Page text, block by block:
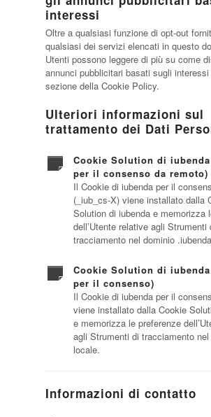
interessi
Oltre a qualsiasi funzione di opt-out
qualsiasi dei servizi elencati in questo
Utenti possono leggere di più su come
annunci pubblicitari basati sugli
sezione della Cookie Policy.
Ulteriori informazioni sul
trattamento dei Dati
Cookie Solution di
per il consenso da remoto)
Il Cookie di iubenda per il
(_iub_cs-X) viene installato dalla
Solution di iubenda e memorizza
dell’Utente relative agli Strumenti
tracciamento nel dominio
Cookie Solution di
per il consenso)
Il Cookie di iubenda per il
viene installato dalla Cookie
e memorizza le preferenze
agli Strumenti di tracciamento
locale.
Informazioni di contatto